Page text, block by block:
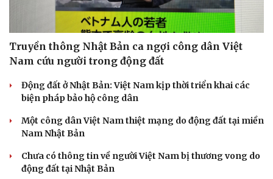
Doanh nghiệp
Thông tin doanh nghiệp
Doanh nhân
Vì cộng đồng
Công nghệ
Trải nghiệm
Truyền thông Nhật Bản ca ngợi công dân Việt
Nam cứu người trong động đất
Động đất ở Nhật Bản: Việt Nam kịp thời triển khai các
biện pháp bảo hộ công dân
Một công dân Việt Nam thiệt mạng do động đất tại miền
Nam Nhật Bản
Chưa có thông tin về người Việt Nam bị thương vong do
động đất tại Nhật Bản